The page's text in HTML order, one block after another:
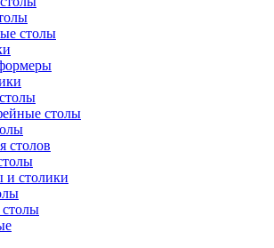
столы
столы
столов
и столики